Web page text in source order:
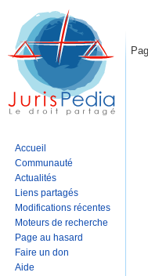
Accueil
Communauté
Actualités
Liens partagés
Modifications récentes
Moteurs de recherche
Page au hasard
Faire un don
Aide